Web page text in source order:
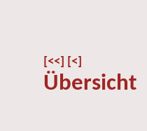
[<<] [<]
Übersicht